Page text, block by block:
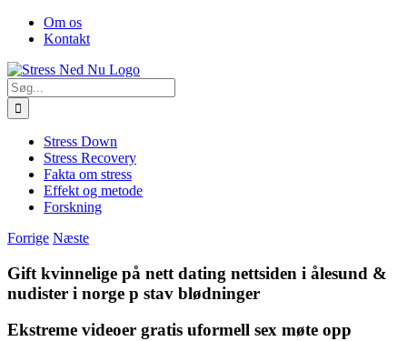
Skip
FacebookOm os
Kontakt
Søg
efter:
Stress Down
Stress Recovery
Fakta om stress
Effekt og metode
Forskning
Forrige Næste
Gift kvinnelige på nett dating nettsiden i ålesund &
nudister i norge p stav blødninger
Ekstreme videoer gratis uformell sex møte opp